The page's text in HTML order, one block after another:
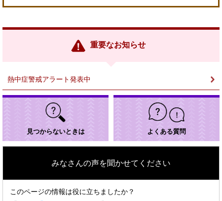
リ
重要なお知らせ
熱中症警戒アラート発表中
見つからないときは よくある質問
みなさんの声を聞かせてください
このページの情報は役に立ちましたか？